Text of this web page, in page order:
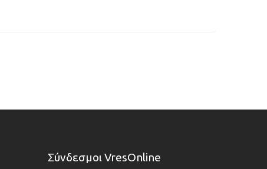
Σύνδεσμοι VresOnline